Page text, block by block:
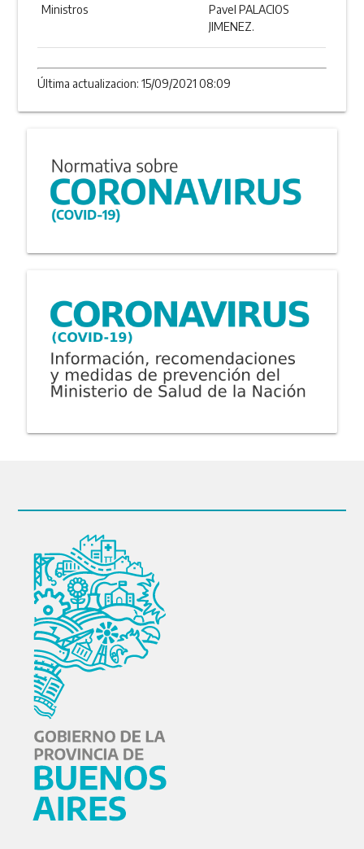
Ministros
Pavel PALACIOS
JIMENEZ.
Última actualizacion: 15/09/2021 08:09